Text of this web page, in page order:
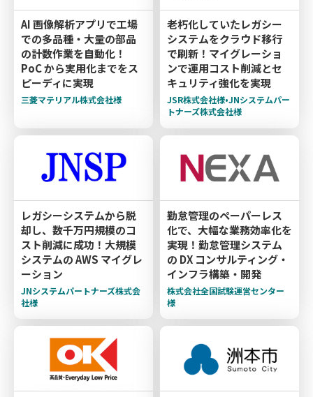
AI 画像解析アプリで工場
での多品種・大量の部品
の計数作業を自動化！
PoC から実用化までをス
ピーディに実現
三菱マテリアル株式会社様
老朽化していたレガシー
システムをクラウド移行
で刷新！マイグレーショ
ンで運用コスト削減とセ
キュリティ強化を実現
JSR株式会社様•JNシステムパー
トナーズ株式会社様
レガシーシステムから脱
却し、数千万円規模のコ
スト削減に成功！大規模
システムの AWS マイグレ
ーション
JNシステムパートナーズ株式会
社様
勤怠管理のペーパーレス
化で、大幅な業務効率化を
実現！勤怠管理システム
の DX コンサルティング・
インフラ構築・開発
株式会社全国試験運営センター
様